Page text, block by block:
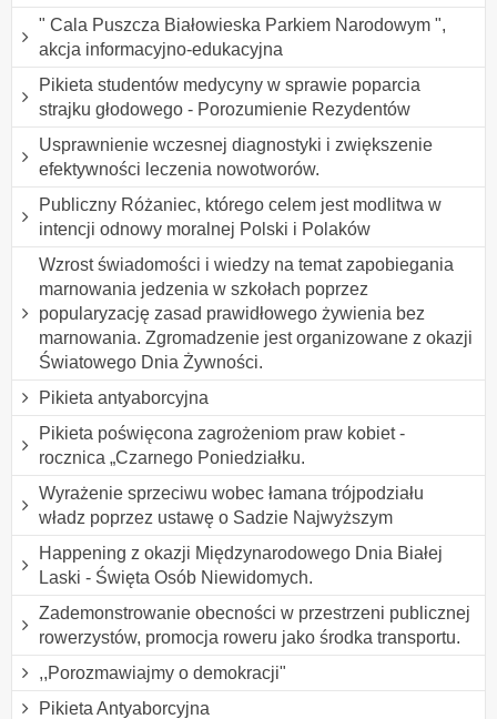
" Cala Puszcza Białowieska Parkiem Narodowym ",
akcja informacyjno-edukacyjna
Pikieta studentów medycyny w sprawie poparcia
strajku głodowego - Porozumienie Rezydentów
Usprawnienie wczesnej diagnostyki i zwiększenie
efektywności leczenia nowotworów.
Publiczny Różaniec, którego celem jest modlitwa w
intencji odnowy moralnej Polski i Polaków
Wzrost świadomości i wiedzy na temat zapobiegania
marnowania jedzenia w szkołach poprzez
popularyzację zasad prawidłowego żywienia bez
marnowania. Zgromadzenie jest organizowane z okazji
Światowego Dnia Żywności.
Pikieta antyaborcyjna
Pikieta poświęcona zagrożeniom praw kobiet -
rocznica „Czarnego Poniedziałku.
Wyrażenie sprzeciwu wobec łamana trójpodziału
władz poprzez ustawę o Sadzie Najwyższym
Happening z okazji Międzynarodowego Dnia Białej
Laski - Święta Osób Niewidomych.
Zademonstrowanie obecności w przestrzeni publicznej
rowerzystów, promocja roweru jako środka transportu.
,,Porozmawiajmy o demokracji"
Pikieta Antyaborcyjna